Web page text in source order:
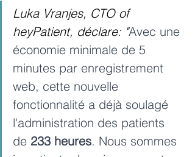
Luka Vranjes, CTO of
heyPatient, déclare: "Avec une
économie minimale de 5
minutes par enregistrement
web, cette nouvelle
fonctionnalité a déjà soulagé
l'administration des patients
de 233 heures. Nous sommes